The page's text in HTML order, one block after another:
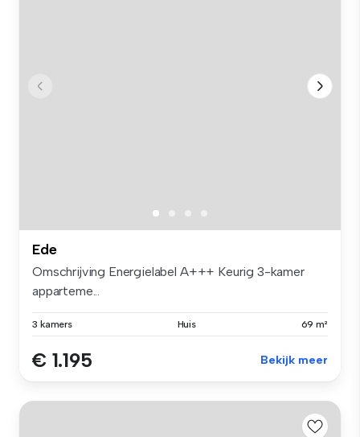
Ede
Omschrijving Energielabel A+++ Keurig 3-kamer
apparteme...
3 kamers Huis 69 m²
€ 1.195 Bekijk meer